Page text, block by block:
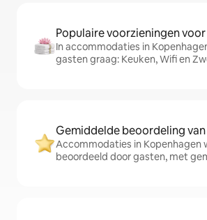
Populaire voorzieningen
In accommodaties in
gasten graag: Keuken, Wifi en
Gemiddelde beoordeling van
Accommodaties in Kopenhagen
beoordeeld door gasten, met